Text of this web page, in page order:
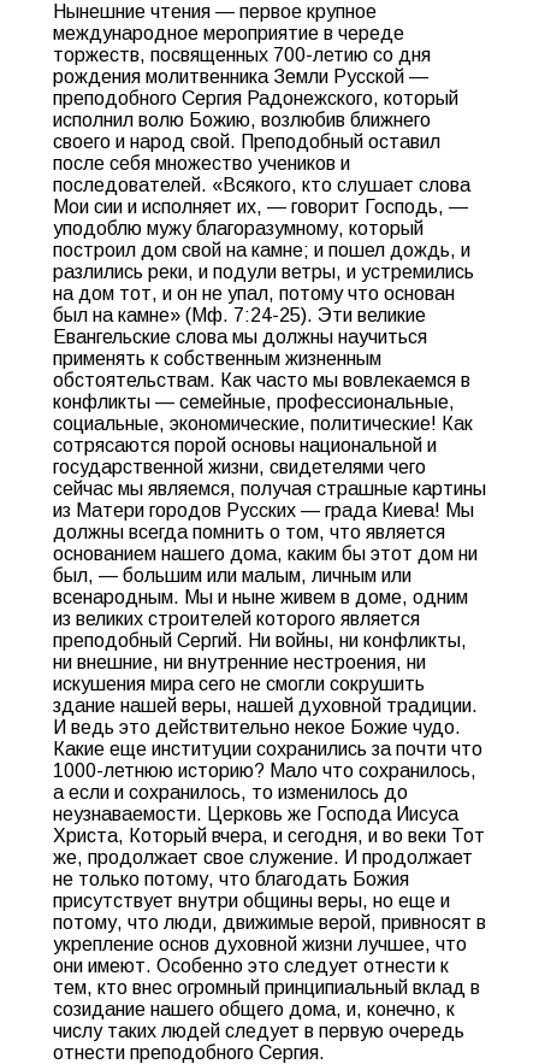
Нынешние чтения — первое крупное
международное мероприятие в череде
торжеств, посвященных 700-летию со дня
рождения молитвенника Земли Русской —
преподобного Сергия Радонежского, который
исполнил волю Божию, возлюбив ближнего
своего и народ свой. Преподобный оставил
после себя множество учеников и
последователей. «Всякого, кто слушает слова
Мои сии и исполняет их, — говорит Господь, —
уподоблю мужу благоразумному, который
построил дом свой на камне; и пошел дождь, и
разлились реки, и подули ветры, и устремились
на дом тот, и он не упал, потому что основан
был на камне» (Мф. 7:24-25). Эти великие
Евангельские слова мы должны научиться
применять к собственным жизненным
обстоятельствам. Как часто мы вовлекаемся в
конфликты — семейные, профессиональные,
социальные, экономические, политические! Как
сотрясаются порой основы национальной и
государственной жизни, свидетелями чего
сейчас мы являемся, получая страшные картины
из Матери городов Русских — града Киева! Мы
должны всегда помнить о том, что является
основанием нашего дома, каким бы этот дом ни
был, — большим или малым, личным или
всенародным. Мы и ныне живем в доме, одним
из великих строителей которого является
преподобный Сергий. Ни войны, ни конфликты,
ни внешние, ни внутренние нестроения, ни
искушения мира сего не смогли сокрушить
здание нашей веры, нашей духовной традиции.
И ведь это действительно некое Божие чудо.
Какие еще институции сохранились за почти что
1000-летнюю историю? Мало что сохранилось,
а если и сохранилось, то изменилось до
неузнаваемости. Церковь же Господа Иисуса
Христа, Который вчера, и сегодня, и во веки Тот
же, продолжает свое служение. И продолжает
не только потому, что благодать Божия
присутствует внутри общины веры, но еще и
потому, что люди, движимые верой, привносят в
укрепление основ духовной жизни лучшее, что
они имеют. Особенно это следует отнести к
тем, кто внес огромный принципиальный вклад в
созидание нашего общего дома, и, конечно, к
числу таких людей следует в первую очередь
отнести преподобного Сергия.